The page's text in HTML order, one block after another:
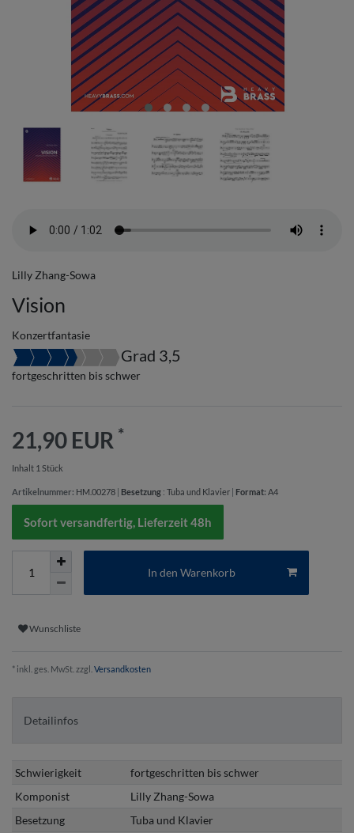
Lilly Zhang-Sowa
Vision
Konzertfantasie
Grad 3,5
fortgeschritten bis schwer
21,90 EUR *
Inhalt 1 Stück
Artikelnummer: HM.00278 Besetzung : Tuba und Klavier Format: A4
Sofort versandfertig, Lieferzeit 48h
In den Warenkorb
Wunschliste
* inkl. ges. MwSt. zzgl. Versandkosten
Detailinfos
Schwierigkeit
fortgeschritten bis schwer
Komponist
Lilly Zhang-Sowa
Besetzung
Tuba und Klavier